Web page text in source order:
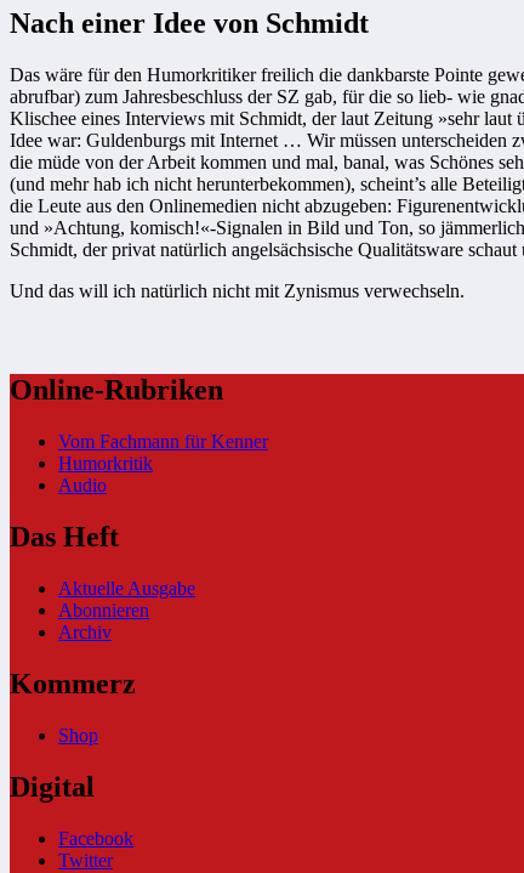
Nach einer Idee von Schmidt
Das wäre für den Humorkritiker freilich die dankbarste Pointe
abrufbar) zum Jahresbeschluss der SZ gab, für die so lieb- wie
Klischee eines Interviews mit Schmidt, der laut Zeitung »sehr
Idee war: Guldenburgs mit Internet … Wir müssen unterscheiden
die müde von der Arbeit kommen und mal, banal, was Schönes
(und mehr hab ich nicht herunterbekommen), scheint’s alle
die Leute aus den Onlinemedien nicht abzugeben:
und »Achtung, komisch!«-Signalen in Bild und Ton, so
Schmidt, der privat natürlich angelsächsische Qualitätsware
Und das will ich natürlich nicht mit Zynismus verwechseln.
Online-Rubriken
Vom Fachmann für Kenner
Humorkritik
Audio
Das Heft
Aktuelle Ausgabe
Abonnieren
Archiv
Kommerz
Shop
Digital
Facebook
Twitter